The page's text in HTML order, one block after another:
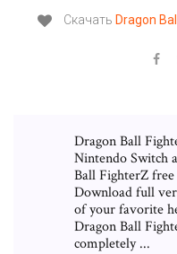
Скачать Dragon Ball
Dragon Ball
Nintendo Switch
Ball FighterZ
Download full
of your favorite
Dragon Ball
completely ...